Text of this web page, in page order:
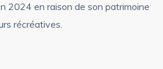
2024 en raison de son patrimoine
récréatives.